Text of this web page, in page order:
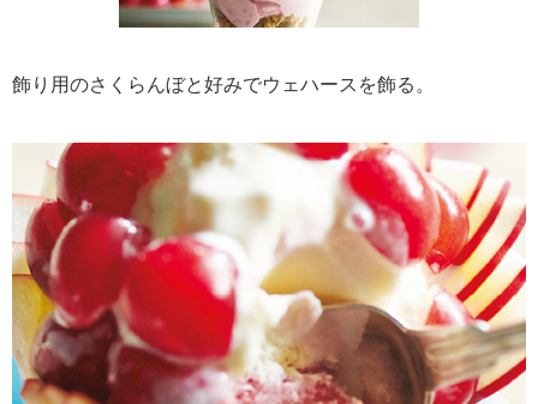
飾り用のさくらんぼと好みでウェハースを飾る。